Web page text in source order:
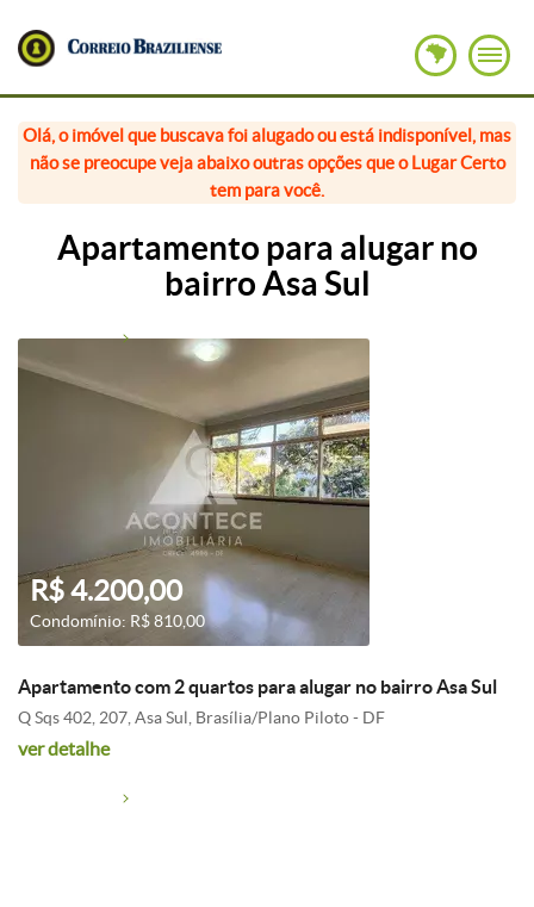
Olá, o imóvel que buscava foi alugado ou está indisponível, mas
não se preocupe veja abaixo outras opções que o Lugar Certo
tem para você.
Apartamento para alugar no
bairro Asa Sul
R$ 4.200,00
Condomínio: R$ 810,00
Apartamento com 2 quartos para alugar no bairro Asa Sul
Q Sqs 402, 207, Asa Sul, Brasília/Plano Piloto - DF
ver detalhe